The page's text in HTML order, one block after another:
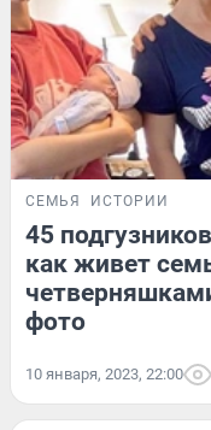
СЕМЬЯ ИСТОРИИ
45
как живет
фото
10 января, 2023, 22:00